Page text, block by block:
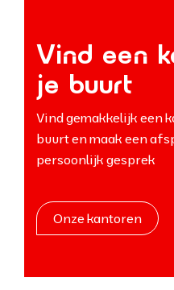
Vind een
je buurt
Vind gemakkelijk een
buurt en maak een
persoonlijk gesprek
Onze kantoren